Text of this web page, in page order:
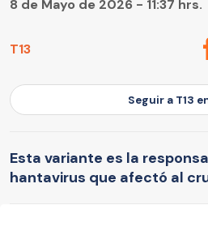
T13
8 de Mayo de 2026 - 11:37 hrs.
Seguir a T13
Esta variante es la
hantavirus que afectó al